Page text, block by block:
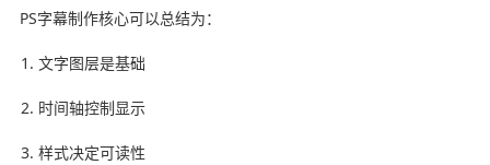
PS字幕制作核心可以总结为：
文字图层是基础
时间轴控制显示
样式决定可读性